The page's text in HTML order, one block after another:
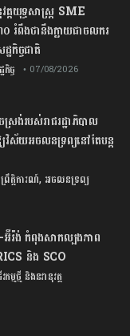
ត្ត​យុទ្ធសាស្ត្រ​ ​SME​
ពឹងថានឹងក្លាយ​ជា​ចលករ​
កិច្ច​ជាតិ​
ច្ច • 07/08/2026
រង់របស់រាជរដ្ឋាភិបាល​
ស័យ​អចលនទ្រព្យនៅតែបន្ត​
ព្រឹត្តិការណ៍, អចលនទ្រព្យ
​-​អ៊ីរ៉ង់​ ​កំពុង​សាកល្បង​ភាព​
និង​ ​SCO​
កម្មថ្មី និងនវានុវត្ត